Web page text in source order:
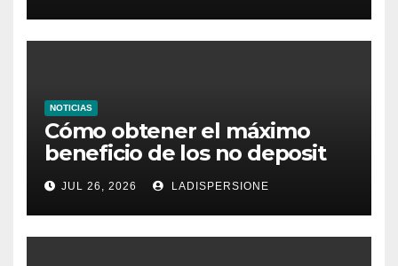
NOTICIAS
Cómo obtener el máximo
beneficio de los no deposit
bonus codes de roby casino
JUL 26, 2026 LADISPERSIONE